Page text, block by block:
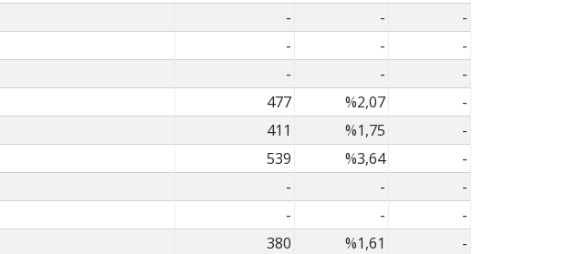
- -
-
- -
-
- -
-
477 %2,07
-
411 %1,75
-
539 %3,64
-
- -
-
- -
-
380 %1,61
-